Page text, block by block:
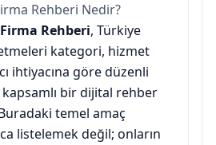
Rehberi Nedir?
Rehberi, Türkiye
kategori, hizmet
ihtiyacına göre düzenli
bir dijital rehber
temel amaç
listelemek değil; onların